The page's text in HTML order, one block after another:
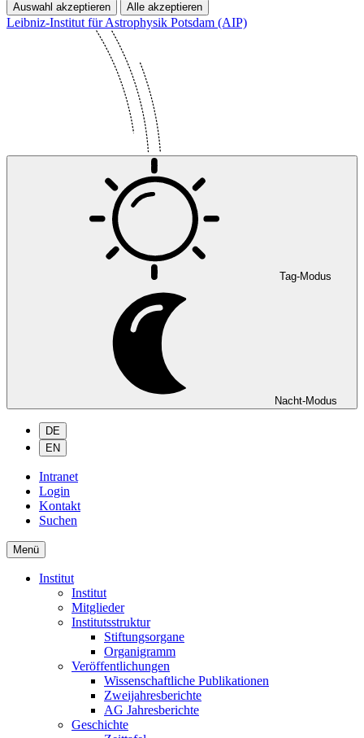
Auswahl akzeptieren Alle akzeptieren
Leibniz-Institut für Astrophysik Potsdam (AIP)
Tag-Modus
Nacht-Modus
DE
EN
Intranet
Login
Kontakt
Suchen
Menü
Institut
Institut
Mitglieder
Institutsstruktur
Stiftungsorgane
Organigramm
Veröffentlichungen
Wissenschaftliche Publikationen
Zweijahresberichte
AG Jahresberichte
Geschichte